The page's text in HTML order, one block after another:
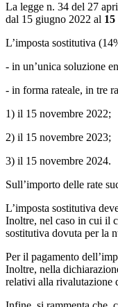
La legge n. 34 del 27
dal 15 giugno 2022 al
L’imposta sostitutiva
- in un’unica soluzione
- in forma rateale, in tre
1) il 15 novembre 2022;
2) il 15 novembre 2023;
3) il 15 novembre 2024.
Sull’importo delle rate
L’imposta sostitutiva
Inoltre, nel caso in cui il
sostitutiva dovuta per la
Per il pagamento
Inoltre, nella
relativi alla rivalutazione